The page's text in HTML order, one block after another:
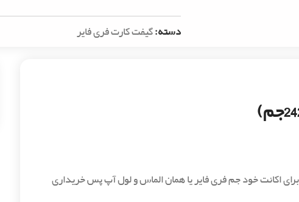
دسته:گیفت کارت فری فایر
برای اکانت خود جم فری فایر یا همان الماس و لول آپ پس خریداری